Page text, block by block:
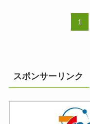
1
スポンサーリンク